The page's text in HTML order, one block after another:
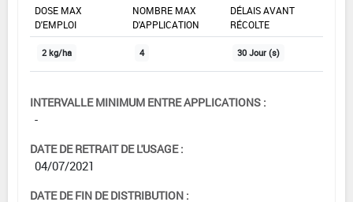
DOSE MAX
D'EMPLOI
NOMBRE MAX
D'APPLICATION
DÉLAIS AVANT
RÉCOLTE
2 kg/ha 4 30 Jour (s)
INTERVALLE MINIMUM ENTRE APPLICATIONS :
-
DATE DE RETRAIT DE L'USAGE :
04/07/2021
DATE DE FIN DE DISTRIBUTION :